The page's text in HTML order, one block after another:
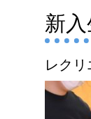
新
レク